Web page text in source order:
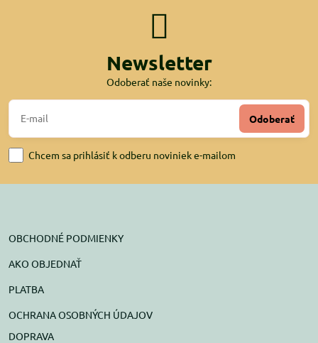
Newsletter
Odoberať naše novinky:
Odoberať
Chcem sa prihlásiť k odberu noviniek e-mailom
OBCHODNÉ PODMIENKY
AKO OBJEDNAŤ
PLATBA
OCHRANA OSOBNÝCH ÚDAJOV
DOPRAVA